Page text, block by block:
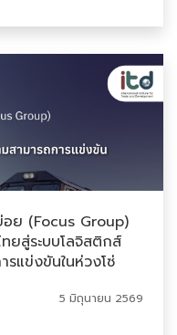
อย (Focus Group)
ยสู่ระบบโลจิสติกส์
รแข่งขันในห่วงโซ่
5 มิถุนายน 2569